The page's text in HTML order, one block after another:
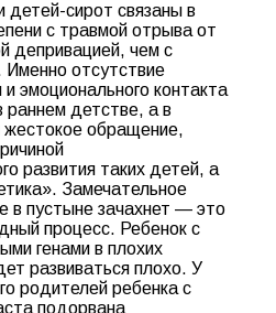
детей-сирот связаны в
с травмой отрыва от
депривацией, чем с
отсутствие
эмоционального контакта
раннем детстве, а в
жестокое обращение,
развития таких детей, а
Замечательное
в пустыне зачахнет — это
процесс. Ребенок с
генами в плохих
развиваться плохо. У
родителей ребенка с
подорвана